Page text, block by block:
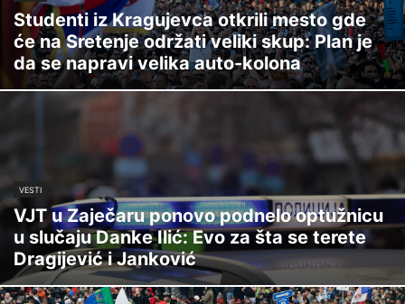
Studenti iz Kragujevca otkrili mesto gde
će na Sretenje održati veliki skup: Plan je
da se napravi velika auto-kolona
VESTI
VJT u Zaječaru ponovo podnelo optužnicu
u slučaju Danke Ilić: Evo za šta se terete
Dragijević i Janković